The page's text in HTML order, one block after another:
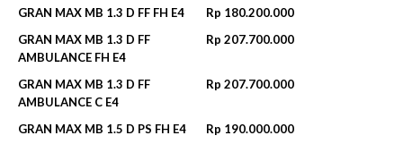
GRAN MAX MB 1.3 D FF FH E4
Rp 180.200.000
GRAN MAX MB 1.3 D FF
AMBULANCE FH E4
Rp 207.700.000
GRAN MAX MB 1.3 D FF
AMBULANCE C E4
Rp 207.700.000
GRAN MAX MB 1.5 D PS FH E4 Rp 190.000.000